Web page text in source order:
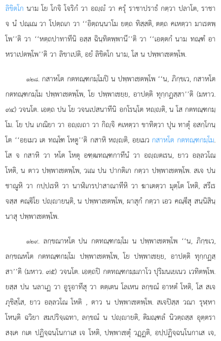
ลิขิตโก นาม โย โกจิ โจริกํ วา อฺํ วา ครุํ ราชาปราธํ กตฺวา ปลาโต, ราชา
จ นํ ปณฺเณ วา โปตฺถเก วา ‘‘อิตฺถนฺนาโม ยตฺถ ทิสฺสติ, ตตฺถ คเหตฺวา มาเรตพฺ
โพ’’ติ วา ‘‘หตฺถปาทาทีนิ อสฺส ฉินฺทิตพฺพานี’’ติ วา ‘‘เอตฺตกํ นาม ทณฺฑํ อา
หราเปตพฺโพ’’ติ วา ลิขาเปติ, อยํ ลิขิตโก นาม, โส น ปพฺพาเชตพฺโพ.
๑๒๘. กสาหโต กตทณฺฑกมฺโมปิ น ปพฺพาเชตพฺโพ ‘‘น, ภิกฺขเว, กสาหโต
กตทณฺฑกมฺโม ปพฺพาเชตพฺโพ, โย ปพฺพาเชยฺย, อาปตฺติ ทุกฺกฏสฺสา’’ติ (มหาว.
๙๔) วจนโต. เอตฺถ ปน โย วจนเปสนาทีนิ อกโรนฺโต หฺติ, น โส กตทณฺฑกมฺ
โม. โย ปน เกณิยา วา อฺถา วา กิฺจิ คเหตฺวา ขาทิตฺวา ปุน ทาตุํ อสกฺโกนฺ
โต ‘‘อยเมว เต ทณฺโฑ โหตู’’ติ กสาหิ หฺติ, อยเมว กสาหโต กตทณฺฑกมฺโม.
โส จ กสาหิ วา หโต โหตุ อฑฺฒทณฺฑกาทีนํ วา อฺตเรน, ยาว อลฺลวโณ
โหติ, น ตาว ปพฺพาเชตพฺโพ, วเณ ปน ปากติเก กตฺวา ปพฺพาเชตพฺโพ. สเจ ปน
ชาณูหิ วา กปฺปเรหิ วา นาฬิเกรปาสาณาทีหิ วา ฆาเตตฺวา มุตฺโต โหติ, สรีเร
จสฺส คณฺิโย ปฺายนฺติ, น ปพฺพาเชตพฺโพ, ผาสุกํ กตฺวา เอว คณฺีสุ สนฺนิสินฺ
นาสุ ปพฺพาเชตพฺโพ.
๑๒๙. ลกฺขณาหโต ปน กตทณฺฑกมฺโม น ปพฺพาเชตพฺโพ ‘‘น, ภิกฺขเว,
ลกฺขณหโต กตทณฺฑกมฺโม ปพฺพาเชตพฺโพ, โย ปพฺพาเชยฺย, อาปตฺติ ทุกฺกฏสฺ
สา’’ติ (มหาว. ๙๕) วจนโต. เอตฺถปิ กตทณฺฑกมฺมภาโว ปุริมนเยเนว เวทิตพฺโพ.
ยสฺส ปน นลาเฏ วา อูรุอาทีสุ วา ตตฺเตน โลเหน ลกฺขณํ อาหตํ โหติ, โส สเจ
ภุชิสฺโส, ยาว อลฺลวโณ โหติ, ตาว น ปพฺพาเชตพฺโพ. สเจปิสฺส วณา รุฬฺหา
โหนฺติ ฉวิยา สมปริจฺเฉทา, ลกฺขณํ น ปฺายติ, ติมณฺฑลํ นิวตฺถสฺส อุตฺตรา
สงฺเค กเต ปฏิจฺฉนฺโนกาเส เจ โหติ, ปพฺพาเชตุํ วฏฺฏติ, อปฺปฏิจฺฉนฺโนกาเส เจ,